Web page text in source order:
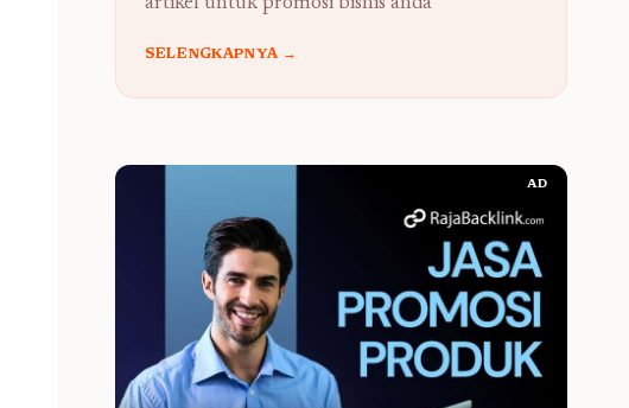
artikel untuk promosi bisnis anda
SELENGKAPNYA →
AD